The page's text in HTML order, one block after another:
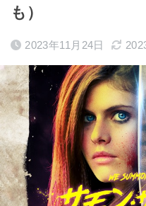
も）
2023年11月24日